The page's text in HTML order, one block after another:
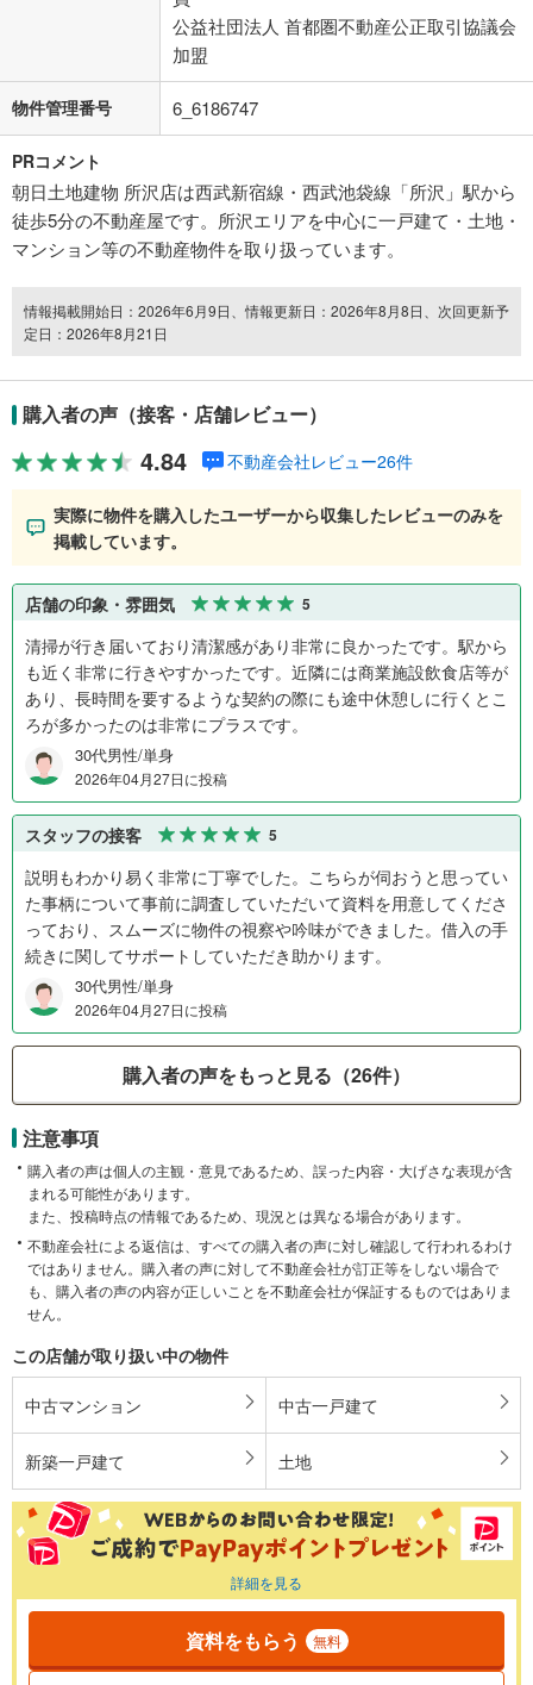
公益社団法人 首都圏不動産公正取引協議会
加盟
物件管理番号 6_6186747
PRコメント
朝日土地建物 所沢店は西武新宿線・西武池袋線「所沢」駅から
徒歩5分の不動産屋です。所沢エリアを中心に一戸建て・土地・
マンション等の不動産物件を取り扱っています。
情報掲載開始日：2026年6月9日、情報更新日：2026年8月8日、次回更新予
定日：2026年8月21日
購入者の声（接客・店舗レビュー）
4.84 不動産会社レビュー26件
実際に物件を購入したユーザーから収集したレビューのみを
掲載しています。
店舗の印象・雰囲気 5
清掃が行き届いており清潔感があり非常に良かったです。駅から
も近く非常に行きやすかったです。近隣には商業施設飲食店等が
あり、長時間を要するような契約の際にも途中休憩しに行くとこ
ろが多かったのは非常にプラスです。
30代男性/単身
2026年04月27日に投稿
スタッフの接客 5
説明もわかり易く非常に丁寧でした。こちらが伺おうと思ってい
た事柄について事前に調査していただいて資料を用意してくださ
っており、スムーズに物件の視察や吟味ができました。借入の手
続きに関してサポートしていただき助かります。
30代男性/単身
2026年04月27日に投稿
購入者の声をもっと見る（26件）
注意事項
購入者の声は個人の主観・意見であるため、誤った内容・大げさな表現が含
まれる可能性があります。
また、投稿時点の情報であるため、現況とは異なる場合があります。
不動産会社による返信は、すべての購入者の声に対し確認して行われるわけ
ではありません。購入者の声に対して不動産会社が訂正等をしない場合で
も、購入者の声の内容が正しいことを不動産会社が保証するものではありま
せん。
この店舗が取り扱い中の物件
中古マンション 中古一戸建て
新築一戸建て 土地
詳細を見る
資料をもらう 無料